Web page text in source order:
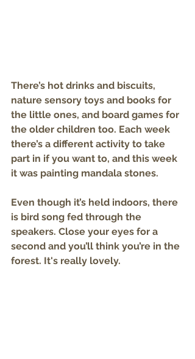
There’s hot drinks and biscuits,
nature sensory toys and books for
the little ones, and board games for
the older children too. Each week
there’s a different activity to take
part in if you want to, and this week
it was painting mandala stones.
Even though it’s held indoors, there
is bird song fed through the
speakers. Close your eyes for a
second and you’ll think you’re in the
forest. It's really lovely.